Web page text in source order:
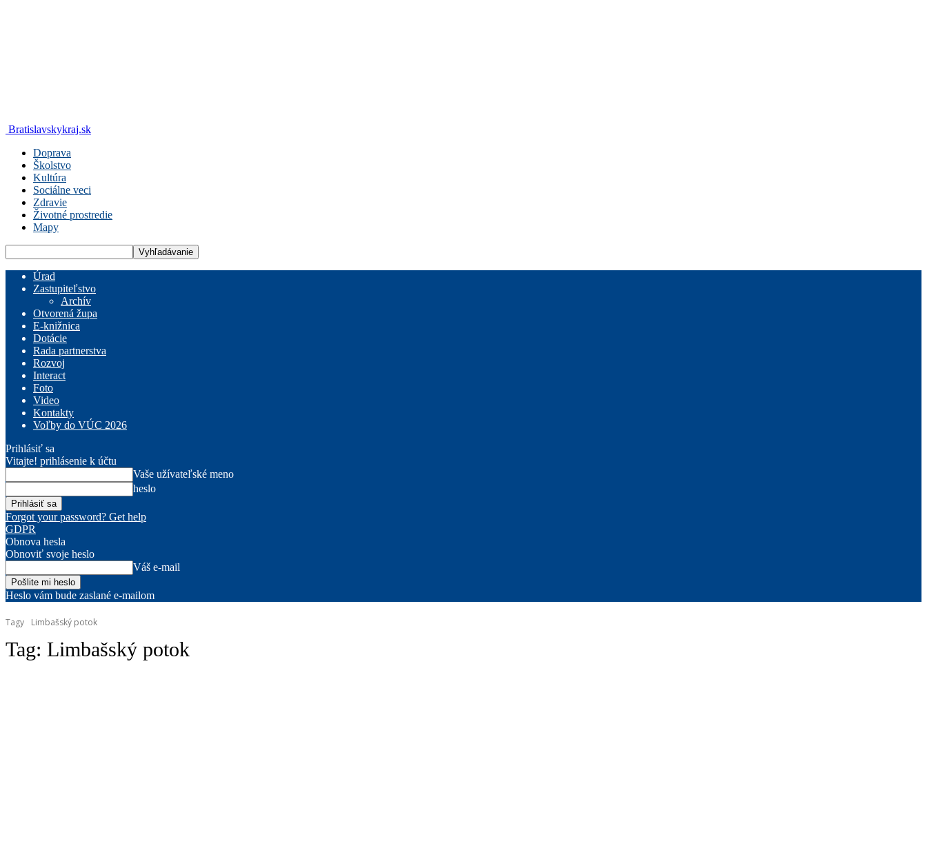
Bratislavskykraj.sk
Doprava
Školstvo
Kultúra
Sociálne veci
Zdravie
Životné prostredie
Mapy
Úrad
Zastupiteľstvo
Archív
Otvorená župa
E-knižnica
Dotácie
Rada partnerstva
Rozvoj
Interact
Foto
Video
Kontakty
Voľby do VÚC 2026
Prihlásiť sa
Vitajte! prihlásenie k účtu
Vaše užívateľské meno
heslo
Forgot your password? Get help
GDPR
Obnova hesla
Obnoviť svoje heslo
Váš e-mail
Heslo vám bude zaslané e-mailom
Tagy Limbašský potok
Tag: Limbašský potok